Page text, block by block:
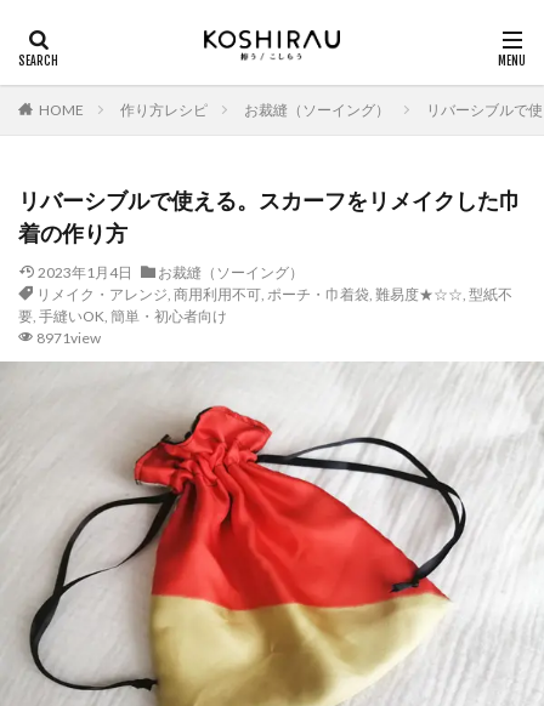
HOME 作り方レシピ お裁縫（ソーイング） リバーシブルで
リバーシブルで使える。スカーフをリメイクした巾
着の作り方
2023年1月4日
お裁縫（ソーイング）
リメイク・アレンジ, 商用利用不可, ポーチ・巾着袋, 難易度★☆☆, 型紙不
要, 手縫いOK, 簡単・初心者向け
8971view